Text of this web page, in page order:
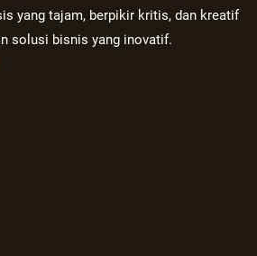
yang tajam, berpikir kritis, dan kreatif
solusi bisnis yang inovatif.